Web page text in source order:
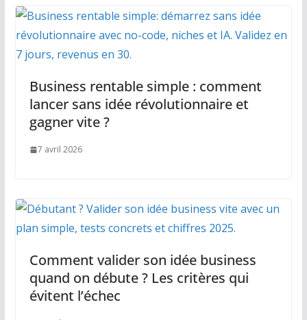
Business rentable simple : comment
lancer sans idée révolutionnaire et
gagner vite ?
7 avril 2026
Comment valider son idée business
quand on débute ? Les critères qui
évitent l’échec